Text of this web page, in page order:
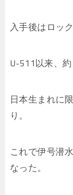
入手後はロッ
U-511以来、
日本生まれに
り。
これで伊号潜
なった。